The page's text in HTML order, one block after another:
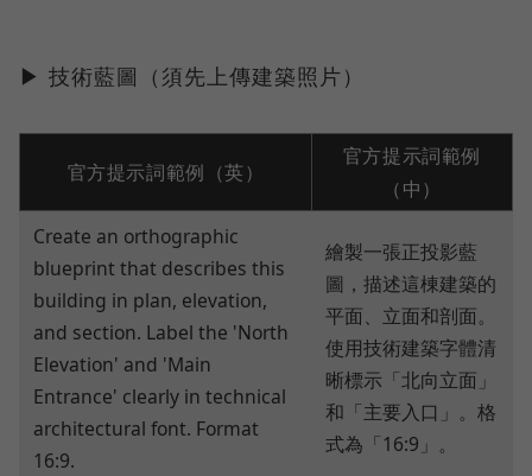
▶ 技術藍圖（須先上傳建築照片）
官方提示詞範例（英）
官方提示詞範例
（中）
Create an orthographic
blueprint that describes this
building in plan, elevation,
and section. Label the 'North
Elevation' and 'Main
Entrance' clearly in technical
architectural font. Format
16:9.
繪製一張正投影藍
圖，描述這棟建築的
平面、立面和剖面。
使用技術建築字體清
晰標示「北向立面」
和「主要入口」。格
式為「16:9」。